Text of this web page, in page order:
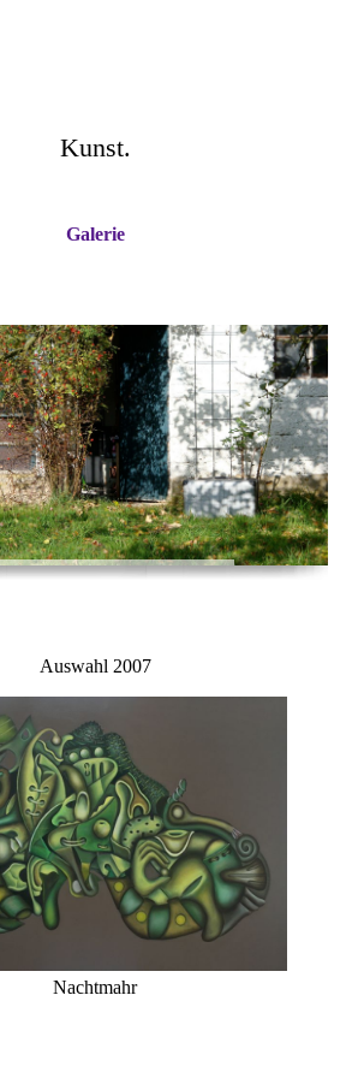
Kunst.
Galerie
Auswahl 2007
Nachtmahr